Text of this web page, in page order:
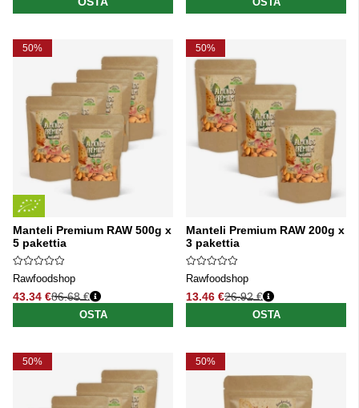
50%
Manteli Premium RAW 500g x
5 pakettia
Rawfoodshop
43.34 €
Normaali hinta
86.68 €
OSTA
50%
Manteli Premium RAW 200g x
3 pakettia
Rawfoodshop
13.46 €
Normaali hinta
26.92 €
OSTA
50% 50%